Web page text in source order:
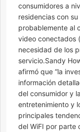
consumidores a
residencias con
probablemente al
video conectados
necesidad de los
servicio.Sandy
afirmó que “la
información
del consumidor y
entretenimiento y
principales
del WiFI por parte